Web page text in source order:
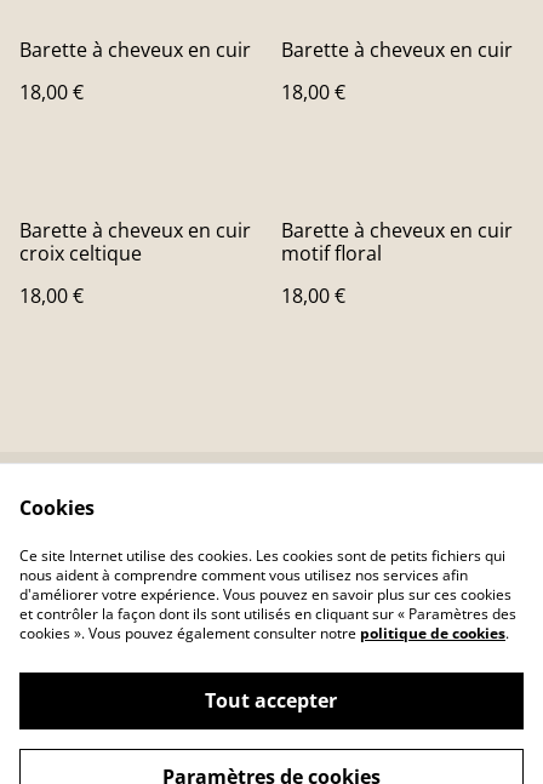
Barette à cheveux en cuir
18,00 €
Barette à cheveux en cuir
18,00 €
Barette à cheveux en cuir
croix celtique
18,00 €
Barette à cheveux en cuir
motif floral
18,00 €
Politique de
confidentialité
Politique de cookies
©2026A Fleur de Peau création cuir
Cookies
Ce site Internet utilise des cookies. Les cookies sont de petits fichiers qui
nous aident à comprendre comment vous utilisez nos services afin
d'améliorer votre expérience. Vous pouvez en savoir plus sur ces cookies
et contrôler la façon dont ils sont utilisés en cliquant sur « Paramètres des
cookies ». Vous pouvez également consulter notre politique de cookies.
Tout accepter
Paramètres de cookies